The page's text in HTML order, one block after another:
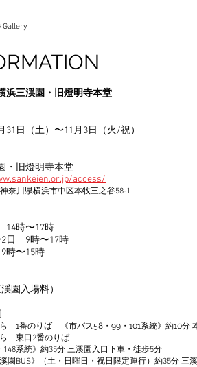
Gallery
浜三渓園・旧燈明寺本堂
31日（土）〜11月3日（火/祝）
・旧燈明寺本堂
access/
奈川県横浜市中区本牧三之谷58-1
14時〜17時
2日 9時〜17時
時〜15時
園入場料）
ら 1番のりば 《市バス58・99・101系統》約10分
ら 東口2番のりば
148系統》約35分 三溪園入口下車・徒歩5分
溪園BUS》（土・日曜日・祝日限定運行）約35分 三